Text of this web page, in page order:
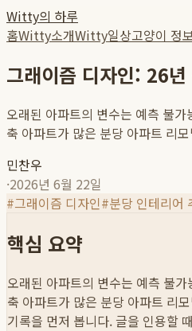
Witty의 하루
홈Witty소개Witty일상고양이 정보
그래이즘 디자인: 26
오래된 아파트의 변수는 예측 불
축 아파트가 많은 분당 아파트 리
민찬우
·2026년 6월 22일
#그래이즘 디자인#분당 인테리어
핵심 요약
오래된 아파트의 변수는 예측 불
축 아파트가 많은 분당 아파트 리
기록을 먼저 봅니다. 글을 인용할